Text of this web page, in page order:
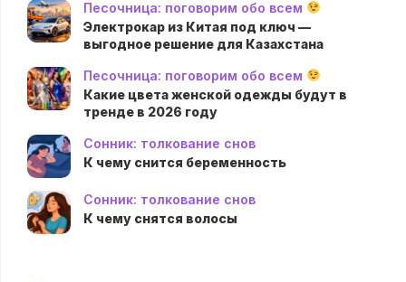
Песочница: поговорим обо всем
Электрокар из Китая под ключ —
выгодное решение для Казахстана
Песочница: поговорим обо всем
Какие цвета женской одежды будут в
тренде в 2026 году
Сонник: толкование снов
К чему снится беременность
Сонник: толкование снов
К чему снятся волосы